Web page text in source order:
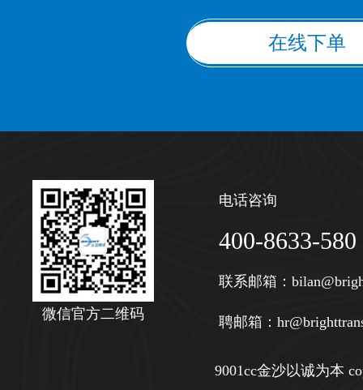
在线下单
微信官方二维码
电话咨询
400-8633-580
联系邮箱：
聘邮箱：
9001cc金沙以诚为本